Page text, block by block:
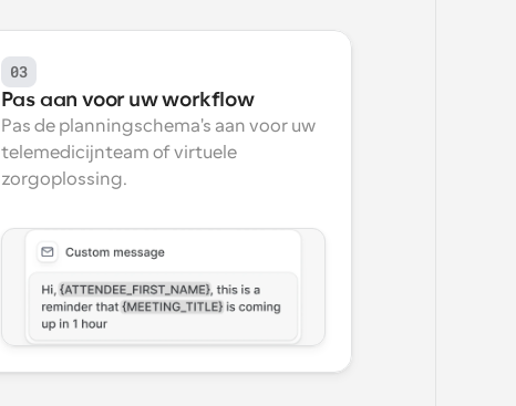
03
Pas aan voor uw workflow
Pas de planningschema's aan voor uw
telemedicijnteam of virtuele
zorgoplossing.